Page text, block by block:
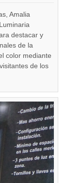
Amalia
destacar y
de la
color mediante
de los